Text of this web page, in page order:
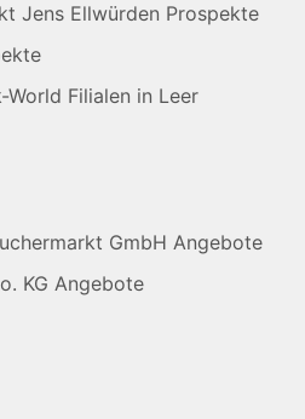
Jens Ellwürden Prospekte
World Filialen in Leer
GmbH Angebote
KG Angebote